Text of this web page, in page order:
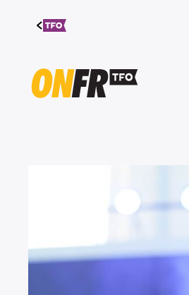
Aller au
contenu